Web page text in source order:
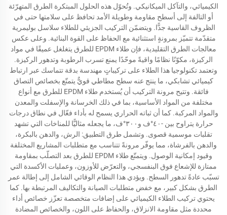
الكيميائي، والتآكل الميكانيكي. وتُحوّل هذه الحلول المبتكرة الطرق المتهرّئة
أو التالفة إلى أسطح مقاومة وطويلة الأمد تحافظ على سلامتها حتى في
الظروف القاسية جدًّا. ويتضمّن التركيب الجزيئي للطلاء سلاسل بوليمرية
متقدّمة تتميّز بمرونةٍ استثنائية مع الحفاظ على القوة البنائية. وعلى عكس
معالجات الطرق التقليدية، فإن طلاء EPDM للطرق يتغلغل عميقًا في مواد
الركيزة، مكوّنًا نظامًا واقيةً موحّدًا يمنع تسرب الرطوبة وتدهور الركيزة.
وتعتمد تكنولوجيا هذا الطلاء على تركيباتٍ مهندسة بدقة تتماسك عبر ارتباط
كيميائي تشابكي، ما ينتج عنه سطح مطاطي قويٌّ يتمتّع بخصائص التصاق
فائقة. وتتيح مرونة التركيب أن يُستخدم طلاء EPDM للطرق مع أنواع
مختلفة من المواد الأساسية، بما في ذلك الخرسانة والإسفلت والمعدن
والمواد المركبة. كما أن ثباته الحراري يسمح له بأداء فعّال في نطاق درجات
حرارة يتراوح بين -٤٠°ف و٣٠٠°ف، ما يجعله مثاليًّا للمناخات التي تشهد
تقلبات موسمية قصوى. وتشمل طرق التطبيق: الرش، والدهن بالبكرة،
والدهن بالفرشاة، مما يوفّر مرونةً تتناسب مع متطلبات المشاريع المختلفة
وقيود إمكانية الوصول. ويتمتّع طلاء EPDM للطرق بعد التصلّب بمقاومة
ممتازة للإشعاع فوق البنفسجي، والتعرّض للأوزون، وعمليات الأكسدة التي
تسبّب عادةً تدهور السطح. ويؤدي هذا النظام الوقائي الشامل إلى إطالة عمر
الطرق بشكل كبير، مع خفض متطلبات الصيانة والتكاليف المرتبطة بها. كما
يحتوي تركيب الطلاء الكيميائي على إضافات متخصصة تعزّز خصائص أداء
محددة مثل مقاومة الانزلاق، والحفاظ على اللون، والخصائص المضادة